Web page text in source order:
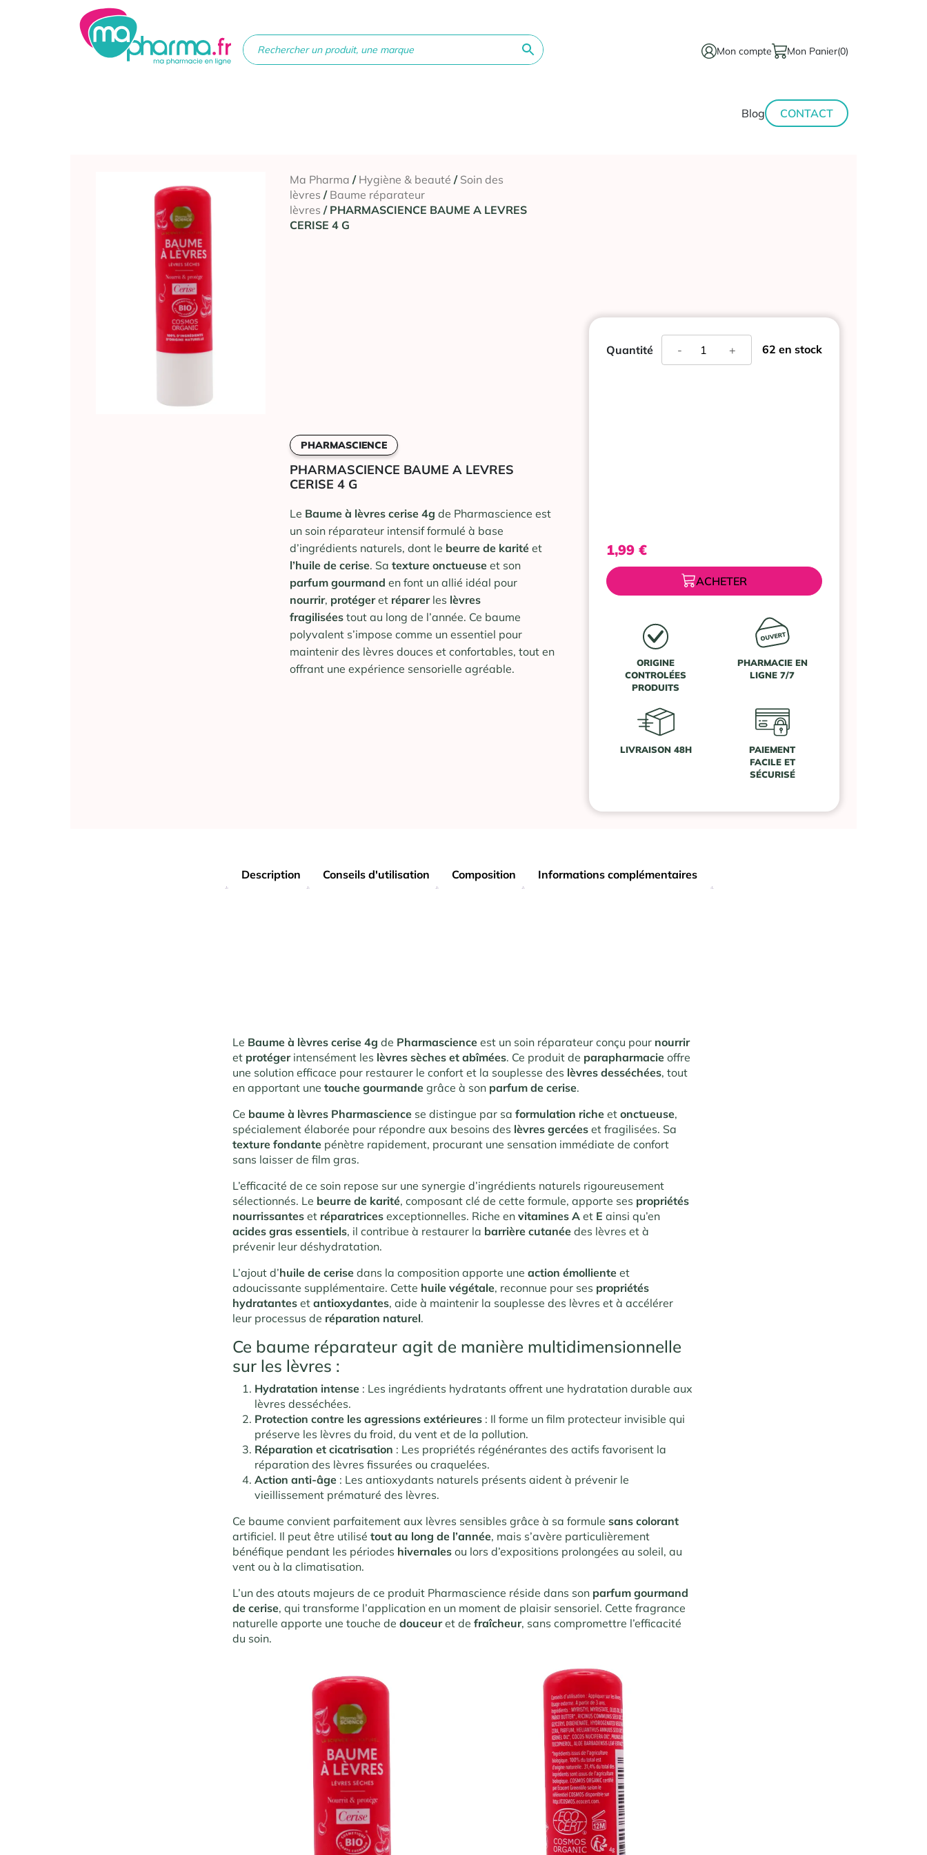
Mon compte Mon Panier(0)
Blog CONTACT
Ma Pharma / Hygiène & beauté / Soin des
lèvres / Baume réparateur
lèvres / PHARMASCIENCE BAUME A LEVRES
CERISE 4 G
PHARMASCIENCE
PHARMASCIENCE BAUME A LEVRES
CERISE 4 G
Le Baume à lèvres cerise 4g de Pharmascience est
un soin réparateur intensif formulé à base
d’ingrédients naturels, dont le beurre de karité et
l’huile de cerise. Satexture onctueuse et son
parfum gourmand en font un allié idéal pour
nourrir, protégeret réparerles lèvres
fragilisées tout au long de l’année. Ce baume
polyvalent s’impose comme un essentiel pour
maintenir des lèvres douces et confortables, tout en
offrant une expérience sensorielle agréable.
62 en stock
Quantité +
quantité
-
1,99 €
ACHETER
ORIGINE
CONTROLÉES
PRODUITS
PHARMACIE EN
LIGNE 7/7
LIVRAISON 48H
PAIEMENT
FACILE ET
SÉCURISÉ
Description Conseils d'utilisation Composition Informations complémentaires
Le Baume à lèvres cerise 4g de Pharmascience est un soin réparateur conçu pour nourrir
et protéger intensément les lèvres sèches et abîmées. Ce produit de parapharmacie offre
une solution efficace pour restaurer le confort et la souplesse des lèvres desséchées, tout
en apportant unetouche gourmandegrâce à son parfum de cerise.
Ce baume à lèvres Pharmascience se distingue par saformulation richeetonctueuse,
spécialement élaborée pour répondre aux besoins des lèvres gercées et fragilisées. Sa
texture fondante pénètre rapidement, procurant une sensation immédiate de confort
sans laisser de film gras.
L’efficacité de ce soin repose sur une synergie d’ingrédients naturels rigoureusement
sélectionnés. Le beurre de karité, composant clé de cette formule, apporte ses propriétés
nourrissanteset réparatricesexceptionnelles. Riche envitamines Aet Eainsi qu’en
acides gras essentiels, il contribue à restaurer la barrière cutanéedes lèvres et à
prévenir leur déshydratation.
L’ajout d’huile de cerise dans la composition apporte uneaction émollienteet
adoucissante supplémentaire. Cette huile végétale, reconnue pour ses propriétés
hydratantesetantioxydantes, aide à maintenir la souplesse des lèvres et à accélérer
leur processus de réparation naturel.
Ce baume réparateur agit de manière multidimensionnelle
sur les lèvres :
Hydratation intense : Les ingrédients hydratants offrent une hydratation durable aux
lèvres desséchées.
Protection contre les agressions extérieures : Il forme un film protecteur invisible qui
préserve les lèvres du froid, du vent et de la pollution.
Réparation et cicatrisation : Les propriétés régénérantes des actifs favorisent la
réparation des lèvres fissurées ou craquelées.
Action anti-âge : Les antioxydants naturels présents aident à prévenir le
vieillissement prématuré des lèvres.
Ce baume convient parfaitement aux lèvres sensibles grâce à sa formulesans colorant
artificiel. Il peut être utilisé tout au long de l’année, mais s’avère particulièrement
bénéfique pendant les périodes hivernalesou lors d’expositions prolongées au soleil, au
vent ou à la climatisation.
L’un des atouts majeurs de ce produit Pharmascience réside dans son parfum gourmand
de cerise, qui transforme l’application en un moment de plaisir sensoriel. Cette fragrance
naturelle apporte une touche dedouceuret defraîcheur, sans compromettre l’efficacité
du soin.